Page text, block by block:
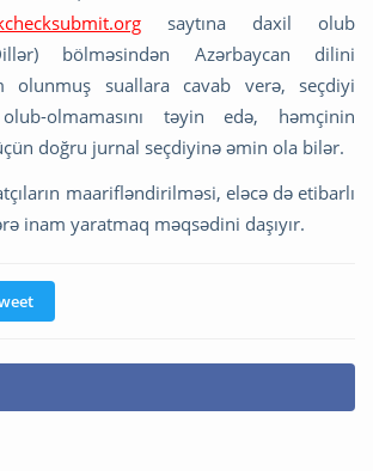
saytına daxil olub
bölməsindən Azərbaycan dilini
olunmuş suallara cavab verə, seçdiyi
olub-olmamasını təyin edə, həmçinin
doğru jurnal seçdiyinə əmin ola bilər.
maarifləndirilməsi, eləcə də etibarlı
inam yaratmaq məqsədini daşıyır.